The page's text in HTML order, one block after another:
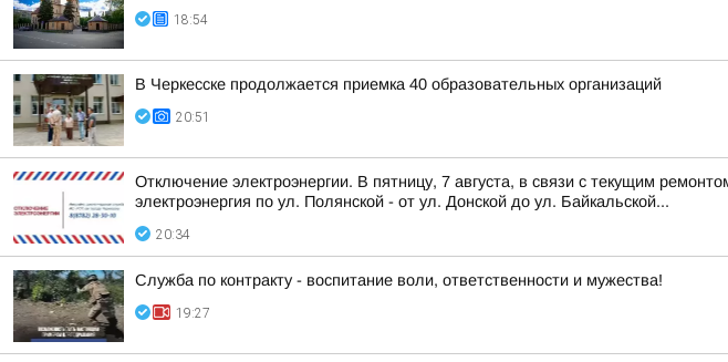
18:54
В Черкесске продолжается приемка 40 образовательных организаций
20:51
Отключение электроэнергии. В пятницу, 7 августа, в связи с текущим
электроэнергия по ул. Полянской - от ул. Донской до ул. Байкальской...
20:34
Служба по контракту - воспитание воли, ответственности и мужества!
19:27